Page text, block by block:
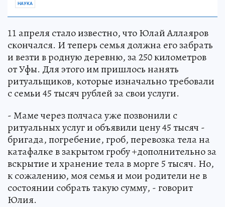
НАУКА
11 апреля стало известно, что Юлай Аллаяров
скончался. И теперь семья должна его забрать
и везти в родную деревню, за 250 километров
от Уфы. Для этого им пришлось нанять
ритуальщиков, которые изначально требовали
с семьи 45 тысяч рублей за свои услуги.
- Маме через полчаса уже позвонили с
ритуальных услуг и объявили цену 45 тысяч -
бригада, погребение, гроб, перевозка тела на
катафалке в закрытом гробу +дополнительно за
вскрытие и хранение тела в морге 5 тысяч. Но,
к сожалению, моя семья и мои родители не в
состоянии собрать такую сумму, - говорит
Юлия.